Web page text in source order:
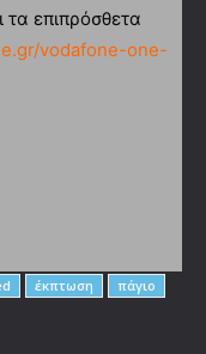
επιπρόσθετα
vodafone-one-
έκπτωση
πάγιο